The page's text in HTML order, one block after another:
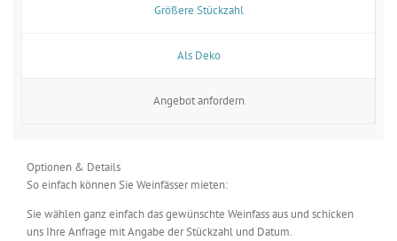
Größere Stückzahl
Als Deko
Angebot anfordern
Optionen & Details
So einfach können Sie Weinfässer mieten:
Sie wählen ganz einfach das gewünschte Weinfass aus und schicken
uns Ihre Anfrage mit Angabe der Stückzahl und Datum.